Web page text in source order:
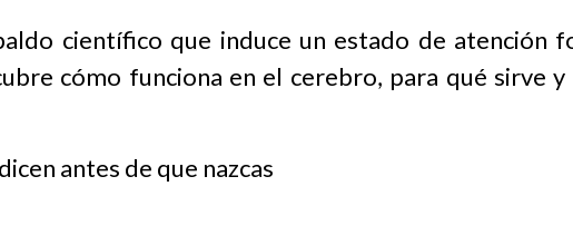
científico que induce un estado de atención
cómo funciona en el cerebro, para qué sirve y